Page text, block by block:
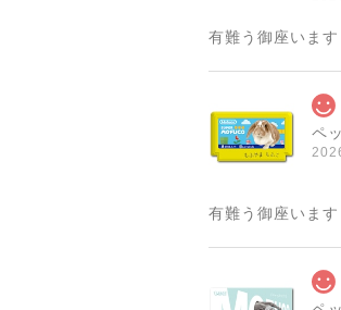
有難う御座います
ペ
有難う御座いま